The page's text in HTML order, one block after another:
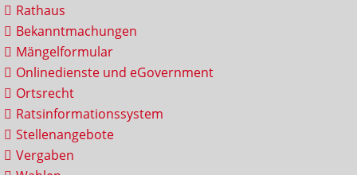
Rathaus
Bekanntmachungen
Mängelformular
Onlinedienste und eGovernment
Ortsrecht
Ratsinformationssystem
Stellenangebote
Vergaben